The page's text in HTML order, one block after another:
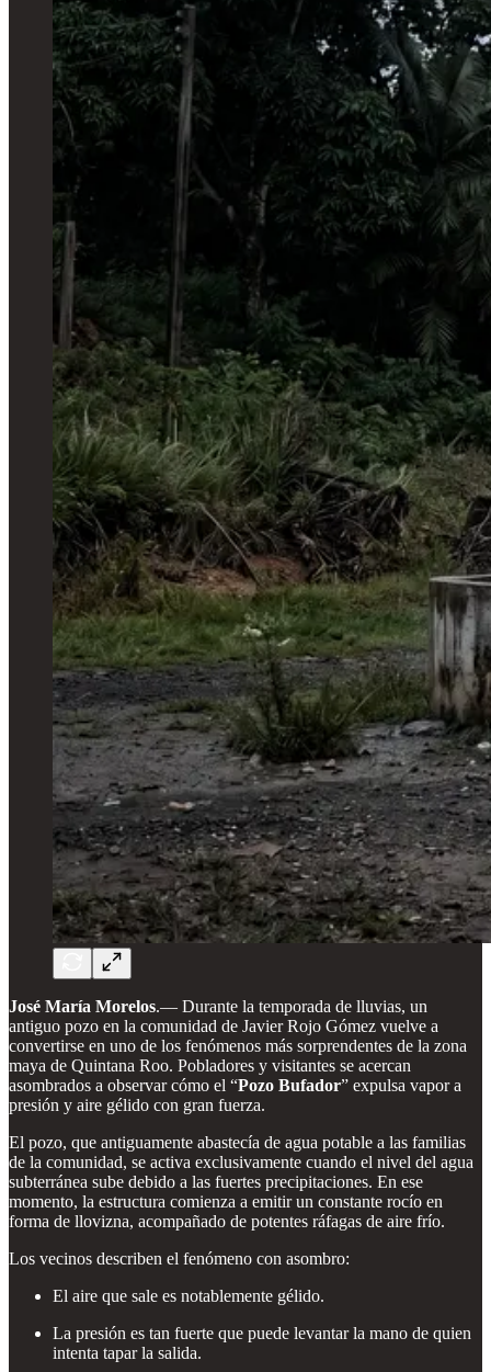
José María Morelos.— Durante la temporada de lluvias, un
antiguo pozo en la comunidad de Javier Rojo Gómez vuelve a
convertirse en uno de los fenómenos más sorprendentes de la zona
maya de Quintana Roo. Pobladores y visitantes se acercan
asombrados a observar cómo el “Pozo Bufador” expulsa vapor a
presión y aire gélido con gran fuerza.
El pozo, que antiguamente abastecía de agua potable a las familias
de la comunidad, se activa exclusivamente cuando el nivel del agua
subterránea sube debido a las fuertes precipitaciones. En ese
momento, la estructura comienza a emitir un constante rocío en
forma de llovizna, acompañado de potentes ráfagas de aire frío.
Los vecinos describen el fenómeno con asombro:
El aire que sale es notablemente gélido.
La presión es tan fuerte que puede levantar la mano de quien
intenta tapar la salida.